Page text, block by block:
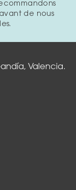
Valencia.
de nous